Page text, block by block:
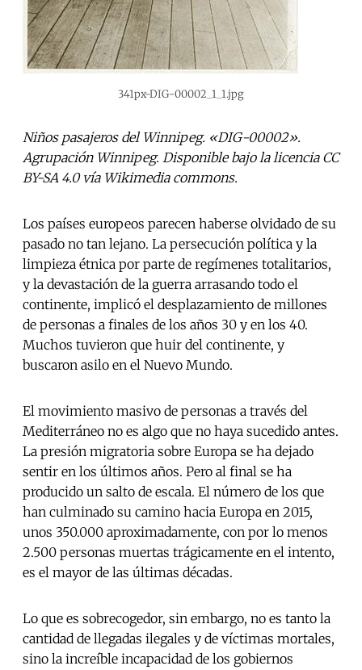
341px-DIG-00002_1_1.jpg
Niños pasajeros del Winnipeg. «DIG-00002».
Agrupación Winnipeg. Disponible bajo la licencia CC
BY-SA 4.0 vía Wikimedia commons.
Los países europeos parecen haberse olvidado de su
pasado no tan lejano. La persecución política y la
limpieza étnica por parte de regímenes totalitarios,
y la devastación de la guerra arrasando todo el
continente, implicó el desplazamiento de millones
de personas a finales de los años 30 y en los 40.
Muchos tuvieron que huir del continente, y
buscaron asilo en el Nuevo Mundo.
El movimiento masivo de personas a través del
Mediterráneo no es algo que no haya sucedido antes.
La presión migratoria sobre Europa se ha dejado
sentir en los últimos años. Pero al final se ha
producido un salto de escala. El número de los que
han culminado su camino hacia Europa en 2015,
unos 350.000 aproximadamente, con por lo menos
2.500 personas muertas trágicamente en el intento,
es el mayor de las últimas décadas.
Lo que es sobrecogedor, sin embargo, no es tanto la
cantidad de llegadas ilegales y de víctimas mortales,
sino la increíble incapacidad de los gobiernos